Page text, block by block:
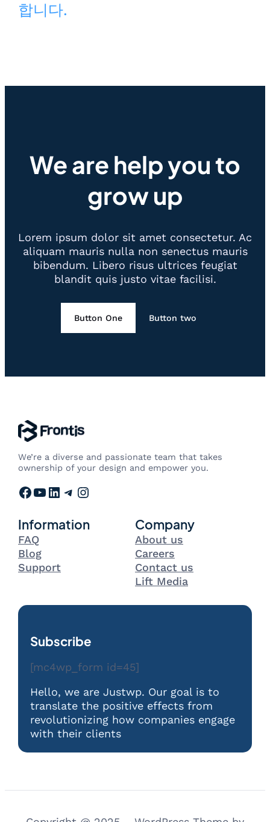
합니다.
We are help you to
grow up
Lorem ipsum dolor sit amet consectetur. Ac
aliquam mauris nulla non senectus mauris
bibendum. Libero risus ultrices feugiat
blandit quis justo vitae facilisi.
Button One Button two
We’re a diverse and passionate team that takes
ownership of your design and empower you.
Facebook YouTube LinkedIn Telegram Instagram
Information
FAQ
Blog
Support
Company
About us
Careers
Contact us
Lift Media
Subscribe
[mc4wp_form id=45]
Hello, we are Justwp. Our goal is to
translate the positive effects from
revolutionizing how companies engage
with their clients